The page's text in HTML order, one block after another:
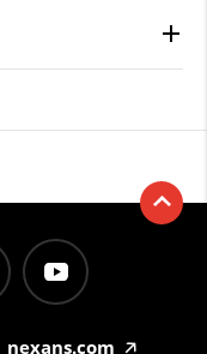
nexans.com 🡥